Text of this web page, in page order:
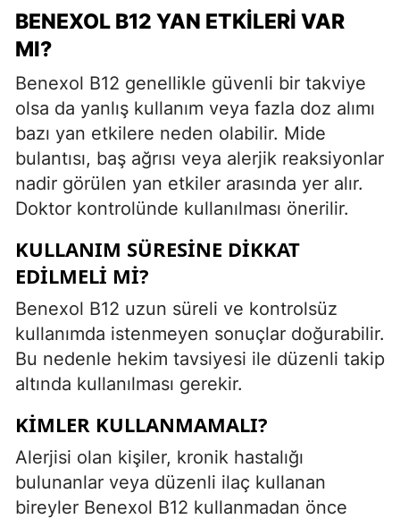
BENEXOL B12 YAN ETKILERI VAR
MI?
Benexol B12 genellikle güvenli bir takviye
olsa da yanlış kullanım veya fazla doz alımı
bazı yan etkilere neden olabilir. Mide
bulantısı, baş ağrısı veya alerjik reaksiyonlar
nadir görülen yan etkiler arasında yer alır.
Doktor kontrolünde kullanılması önerilir.
KULLANIM SÜRESINE DIKKAT
EDILMELI MI?
Benexol B12 uzun süreli ve kontrolsüz
kullanımda istenmeyen sonuçlar doğurabilir.
Bu nedenle hekim tavsiyesi ile düzenli takip
altında kullanılması gerekir.
KIMLER KULLANMAMALI?
Alerjisi olan kişiler, kronik hastalığı
bulunanlar veya düzenli ilaç kullanan
bireyler Benexol B12 kullanmadan önce